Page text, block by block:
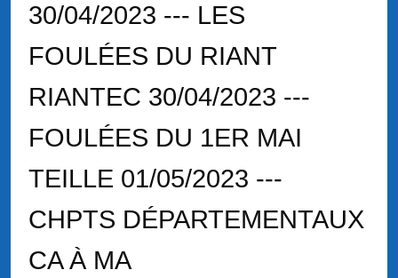
30/04/2023 --- LES
FOULÉES DU RIANT
RIANTEC 30/04/2023 ---
FOULÉES DU 1ER MAI
TEILLE 01/05/2023 ---
CHPTS DÉPARTEMENTAUX
CA À MA